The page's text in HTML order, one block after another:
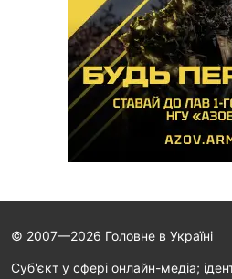
© 2007—2026 Головне в Україні
Cуб'єкт у сфері онлайн-медіа;